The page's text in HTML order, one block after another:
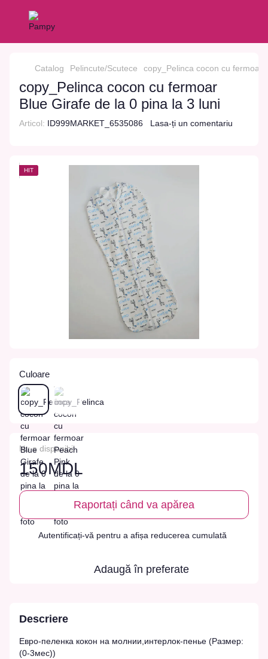
Catalog Pelincute/Scutece copy_Pelinca cocon cu fermoar
copy_Pelinca cocon cu fermoar
Blue Girafe de la 0 pina la 3 luni
Articol: ID999MARKET_6535086 Lasa-ți un comentariu
HIT
Culoare
Nu e disponibil
150MDL
Raportați când va apărea
Autentificați-vă pentru a afișa reducerea cumulată
Adaugă în preferate
Descriere
Евро-пеленка кокон на молнии,интерлок-пенье (Размер:
(0-3мес))